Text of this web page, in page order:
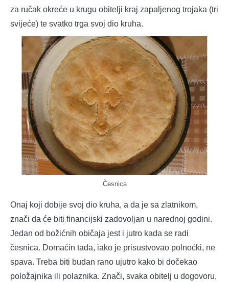
za ručak okreće u krugu obitelji kraj zapaljenog trojaka (tri
svijeće) te svatko trga svoj dio kruha.
Česnica
Onaj koji dobije svoj dio kruha, a da je sa zlatnikom,
znači da će biti financijski zadovoljan u narednoj godini.
Jedan od božićnih običaja jest i jutro kada se radi
česnica. Domaćin tada, iako je prisustvovao polnoćki, ne
spava. Treba biti budan rano ujutro kako bi dočekao
položajnika ili polaznika. Znači, svaka obitelj u dogovoru,